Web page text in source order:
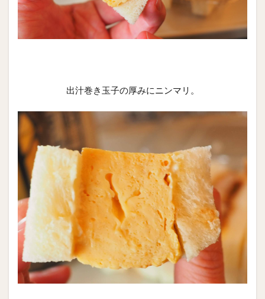
出汁巻き玉子の厚みにニンマリ。